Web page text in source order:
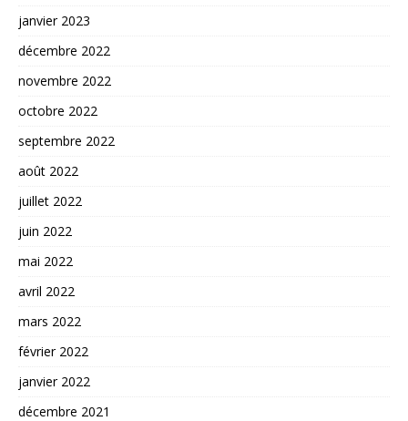
janvier 2023
décembre 2022
novembre 2022
octobre 2022
septembre 2022
août 2022
juillet 2022
juin 2022
mai 2022
avril 2022
mars 2022
février 2022
janvier 2022
décembre 2021